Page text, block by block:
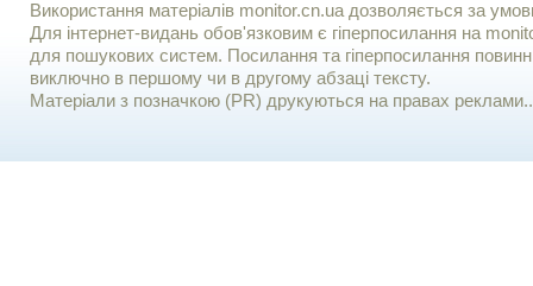
Використання матерiалiв monitor.cn.ua дозволяється за
Для iнтернет-видань обов'язковим є гiперпосилання на
для пошукових систем. Посилання та гіперпосилання
виключно в першому чи в другому абзаці тексту.
Матеріали з позначкою (PR) друкуються на правах реклами..